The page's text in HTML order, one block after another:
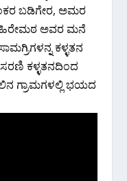
ಬಡಿಗೇರ, ಅಮರ
ಹಿರೇಮಠ ಅವರ ಮನೆ
ಕಳ್ಳತನ
ಕಳ್ಳತನದಿಂದ
ಗ್ರಾಮಗಳಲ್ಲಿ ಭಯದ